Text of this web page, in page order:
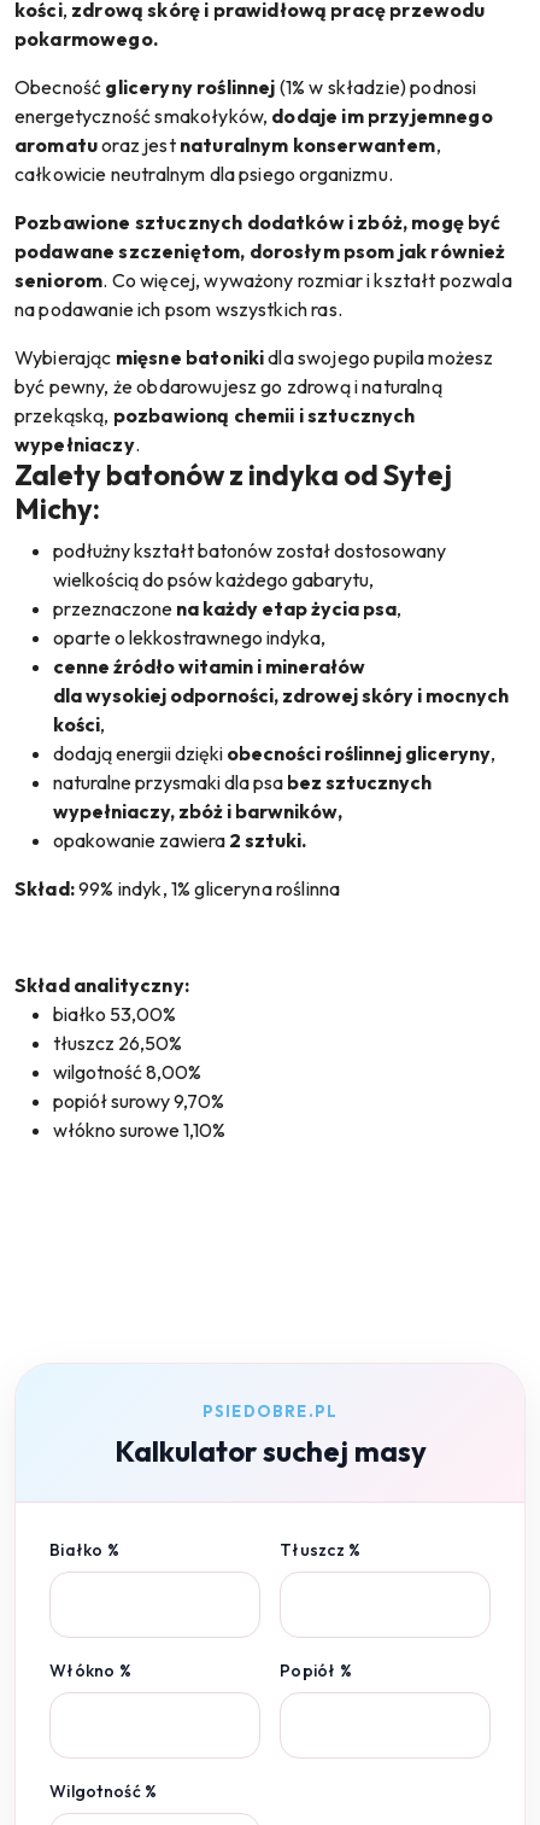
kości, zdrową skórę i prawidłową pracę przewodu
pokarmowego.
Obecność gliceryny roślinnej (1% w składzie)podnosi
energetyczność smakołyków, dodaje im przyjemnego
aromatuoraz jest naturalnym konserwantem,
całkowicie neutralnym dla psiego organizmu.
Pozbawione sztucznych dodatków i zbóż, mogę być
podawane szczeniętom, dorosłym psom jak również
seniorom. Co więcej, wyważony rozmiar i kształt pozwala
na podawanie ich psom wszystkich ras.
Wybierając mięsne batonikidla swojego pupila możesz
być pewny, że obdarowujesz go zdrową i naturalną
przekąską, pozbawioną chemii i sztucznych
wypełniaczy.
Zalety batonów z indyka od Sytej
Michy:
podłużny kształt batonów został dostosowany
wielkością do psów każdego gabarytu,
przeznaczone na każdy etap życia psa,
oparte o lekkostrawnego indyka,
cenne źródło witamin i minerałów
dla wysokiej odporności, zdrowej skóry i mocnych
kości,
dodają energii dzięki obecności roślinnej gliceryny,
naturalne przysmaki dla psa bez sztucznych
wypełniaczy, zbóż i barwników,
opakowanie zawiera 2 sztuki.
Skład:99% indyk, 1% gliceryna roślinna
Skład analityczny:
białko 53,00%
tłuszcz 26,50%
wilgotność 8,00%
popiół surowy 9,70%
włókno surowe 1,10%
PSIEDOBRE.PL
Kalkulator suchej masy
Białko % Tłuszcz %
Włókno % Popiół %
Wilgotność %